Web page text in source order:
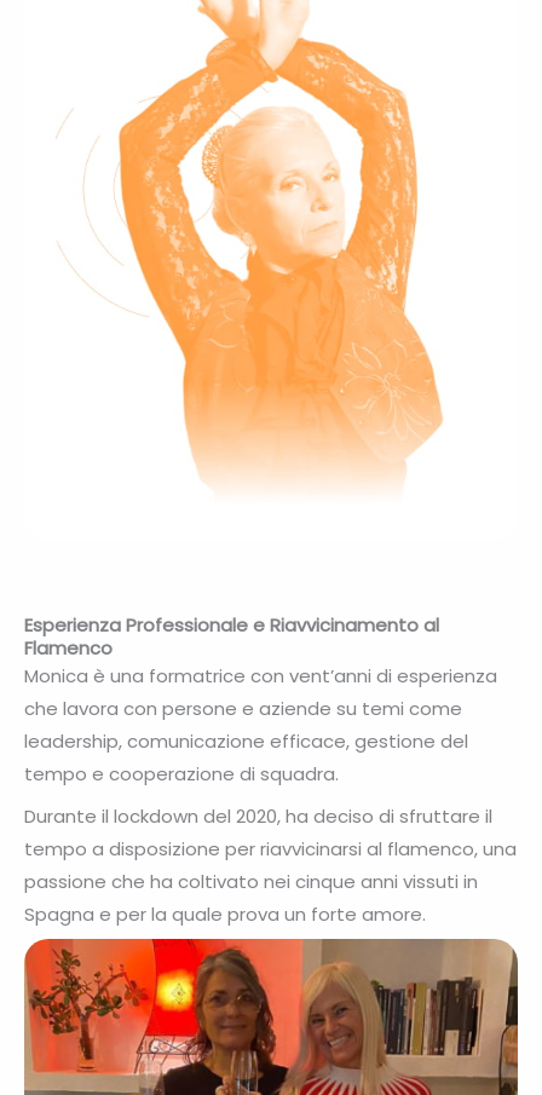
Esperienza Professionale e Riavvicinamento al
Flamenco
Monica è una formatrice con vent’anni di esperienza
che lavora con persone e aziende su temi come
leadership, comunicazione efficace, gestione del
tempo e cooperazione di squadra.
Durante il lockdown del 2020, ha deciso di sfruttare il
tempo a disposizione per riavvicinarsi al flamenco, una
passione che ha coltivato nei cinque anni vissuti in
Spagna e per la quale prova un forte amore.